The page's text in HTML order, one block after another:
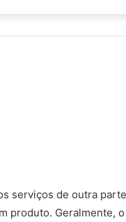
serviços de outra
produto. Geralmente,